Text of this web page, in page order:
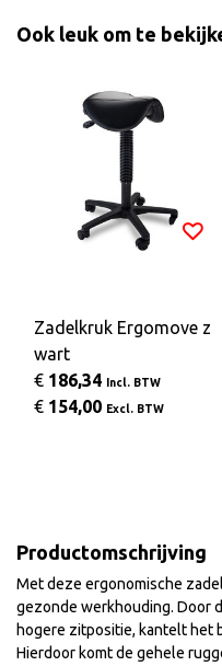
Ook leuk om te
Zadelkruk Ergomove z
wart
€ 186,34 Incl. BTW
€ 154,00 Excl. BTW
Productomschrijving
Met deze ergonomische
gezonde werkhouding. Door
hogere zitpositie, kantelt het
Hierdoor komt de gehele